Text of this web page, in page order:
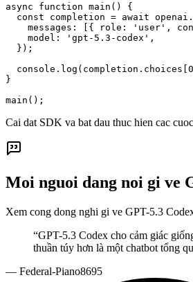
async function main() {
const completion = await
messages: [{ role: 'user',
    model: 'gpt-5.3-codex',
  });
}
main();
Cai dat SDK va bat dau thuc hien cac
Moi nguoi dang noi gi ve
Xem cong dong nghi gi ve GPT-5.3
“GPT-5.3 Codex cho cảm giác
thuần túy hơn là một chatbot tổng
— Federal-Piano8695